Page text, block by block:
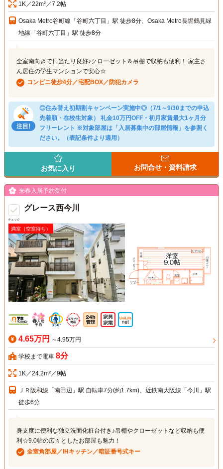
1K／22m²／7.2帖
Osaka Metro谷町線「谷町六丁目」駅 徒歩8分、Osaka Metro長堀鶴見緑
地線「谷町六丁目」駅 徒歩8分
全室南向きで日当たり良好♪クローゼット＆吊棚で収納も便利！ 家主さ
ん居住の学生マンションで安心☆
コンビニ徒歩4分／宅配BOX／防犯カメラ
◎住み替え初期割キャンペーン実施中◎（7/1～9/30までの申込
先着順・在校生対象） 礼金10万円OFF・初月家賃最大1ヶ月分
フリーレント ※対象部屋は「入居募集中の部屋情報」を参照く
ださい。（表記条件より適用）
お気に入り お問合せ・資料請求
チェック
来春入居予約受付
グレース西今川
満室（空室待ち）
4.65万円 ～4.95万円
学校まで電車 8分
1K／24.2m²／9帖
ＪＲ阪和線「南田辺」駅 自転車7分(約1.7km)、近鉄南大阪線「今川」駅
徒歩6分
身支度に便利な独立洗面化粧台付き♪吊棚やクローゼットなど収納も便
利☆9.0帖の広々としたお部屋も魅力！
全室角部屋／IHキッチン／暗証番号式キー